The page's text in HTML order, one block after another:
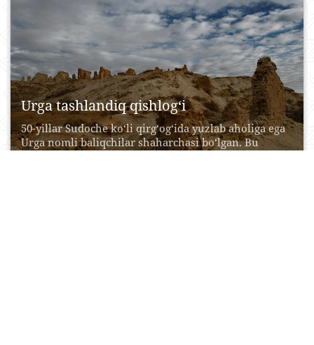
Urga tashlandiq qishlog‘i
50-yillar Sudoche ko‘li qirg‘og‘ida yuzlab aholiga ega
Urga nomli baliqchilar shaharchasi bo‘lgan. Bu